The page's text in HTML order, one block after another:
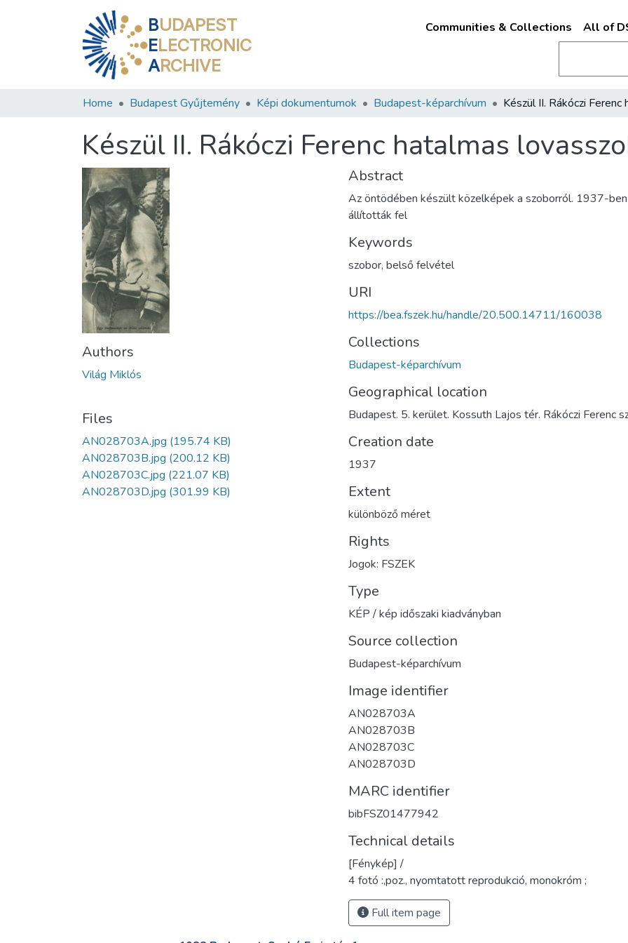
BUDAPEST
ELECTRONIC
ARCHIVE
Communities & Collections All of
Home Budapest Gyűjtemény Képi dokumentumok Budapest-képarchívum
Készül II. Rákóczi Ferenc hatalmas
Authors
Világ Miklós
Files
AN028703A.jpg (195.74 KB)
AN028703B.jpg (200.12 KB)
AN028703C.jpg (221.07 KB)
AN028703D.jpg (301.99 KB)
Abstract
Az öntödében készült közelképek a szoborról. 1937-
állították fel
Keywords
szobor, belső felvétel
URI
https://bea.fszek.hu/handle/20.500.14711/160038
Collections
Budapest-képarchívum
Geographical location
Budapest. 5. kerület. Kossuth Lajos tér. Rákóczi Ferenc
Creation date
1937
Extent
különböző méret
Rights
Jogok: FSZEK
Type
KÉP / kép időszaki kiadványban
Source collection
Budapest-képarchívum
Image identifier
AN028703A
AN028703B
AN028703C
AN028703D
MARC identifier
bibFSZ01477942
Technical details
[Fénykép] /
4 fotó :,poz., nyomtatott reprodukció, monokróm ;
Full item page